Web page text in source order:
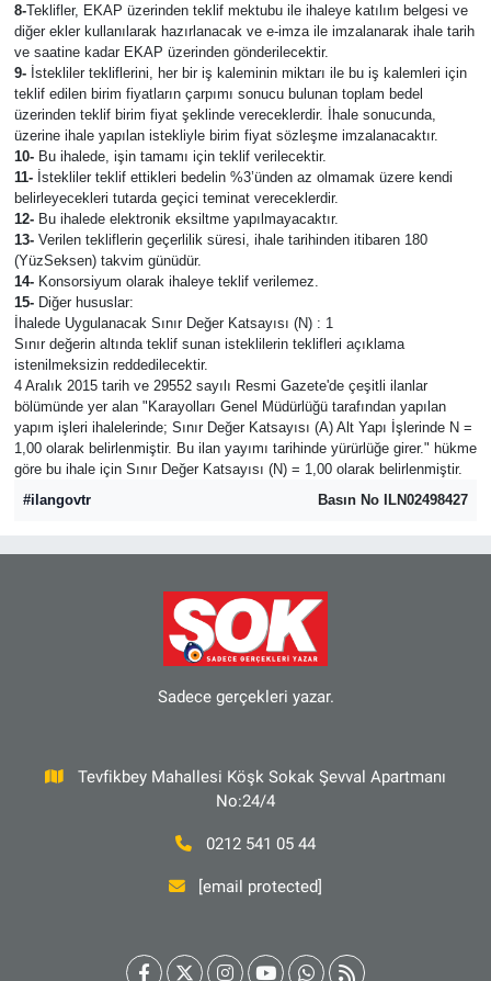
8-Teklifler, EKAP üzerinden teklif mektubu ile ihaleye katılım belgesi ve
diğer ekler kullanılarak hazırlanacak ve e-imza ile imzalanarak ihale tarih
ve saatine kadar EKAP üzerinden gönderilecektir.
9-İstekliler tekliflerini, her bir iş kaleminin miktarı ile bu iş kalemleri için
teklif edilen birim fiyatların çarpımı sonucu bulunan toplam bedel
üzerinden teklif birim fiyat şeklinde vereceklerdir. İhale sonucunda,
üzerine ihale yapılan istekliyle birim fiyat sözleşme imzalanacaktır.
10-Bu ihalede, işin tamamı için teklif verilecektir.
11- İstekliler teklif ettikleri bedelin %3’ünden az olmamak üzere kendi
belirleyecekleri tutarda geçici teminat vereceklerdir.
12-Bu ihalede elektronik eksiltme yapılmayacaktır.
13-Verilen tekliflerin geçerlilik süresi, ihale tarihinden itibaren 180
(YüzSeksen) takvim günüdür.
14-Konsorsiyum olarak ihaleye teklif verilemez.
15-Diğer hususlar:
İhalede Uygulanacak Sınır Değer Katsayısı (N) : 1
Sınır değerin altında teklif sunan isteklilerin teklifleri açıklama
istenilmeksizin reddedilecektir.
4 Aralık 2015 tarih ve 29552 sayılı Resmi Gazete'de çeşitli ilanlar
bölümünde yer alan "Karayolları Genel Müdürlüğü tarafından yapılan
yapım işleri ihalelerinde; Sınır Değer Katsayısı (A) Alt Yapı İşlerinde N =
1,00 olarak belirlenmiştir. Bu ilan yayımı tarihinde yürürlüğe girer." hükme
göre bu ihale için Sınır Değer Katsayısı (N) = 1,00 olarak belirlenmiştir.
#ilangovtr
Basın No ILN02498427
Sadece gerçekleri yazar.
Tevfikbey Mahallesi Köşk Sokak Şevval Apartmanı
No:24/4
0212 541 05 44
[email protected]